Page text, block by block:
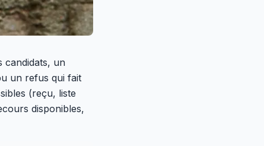
candidats, un
un refus qui fait
(reçu, liste
disponibles,